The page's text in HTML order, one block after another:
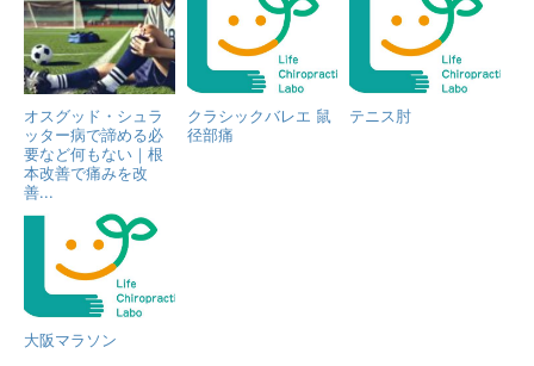
オスグッド・シュラ
ッター病で諦める必
要など何もない｜根
本改善で痛みを改
善...
クラシックバレエ 鼠
径部痛
テニス肘
大阪マラソン